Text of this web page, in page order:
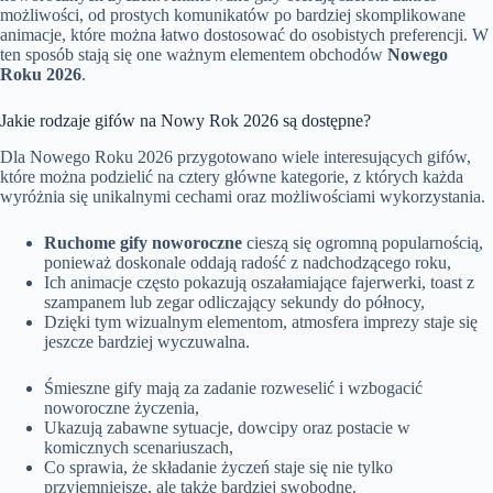
możliwości, od prostych komunikatów po bardziej skomplikowane
animacje, które można łatwo dostosować do osobistych preferencji. W
ten sposób stają się one ważnym elementem obchodów Nowego
Roku 2026.
Jakie rodzaje gifów na Nowy Rok 2026 są dostępne?
Dla Nowego Roku 2026 przygotowano wiele interesujących gifów,
które można podzielić na cztery główne kategorie, z których każda
wyróżnia się unikalnymi cechami oraz możliwościami wykorzystania.
Ruchome gify noworoczne cieszą się ogromną popularnością,
ponieważ doskonale oddają radość z nadchodzącego roku,
Ich animacje często pokazują oszałamiające fajerwerki, toast z
szampanem lub zegar odliczający sekundy do północy,
Dzięki tym wizualnym elementom, atmosfera imprezy staje się
jeszcze bardziej wyczuwalna.
Śmieszne gify mają za zadanie rozweselić i wzbogacić
noworoczne życzenia,
Ukazują zabawne sytuacje, dowcipy oraz postacie w
komicznych scenariuszach,
Co sprawia, że składanie życzeń staje się nie tylko
przyjemniejsze, ale także bardziej swobodne.